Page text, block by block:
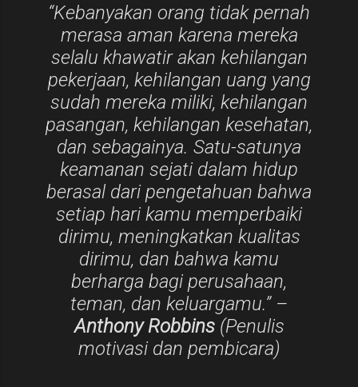
​“Kebanyakan orang tidak pernah
merasa aman karena mereka
selalu khawatir akan kehilangan
pekerjaan, kehilangan uang yang
sudah mereka miliki, kehilangan
pasangan, kehilangan kesehatan,
dan sebagainya. Satu-satunya
keamanan sejati dalam hidup
berasal dari pengetahuan bahwa
setiap hari kamu memperbaiki
dirimu, meningkatkan kualitas
dirimu, dan bahwa kamu
berharga bagi perusahaan,
teman, dan keluargamu.” –
Anthony Robbins(Penulis
motivasi dan pembicara)